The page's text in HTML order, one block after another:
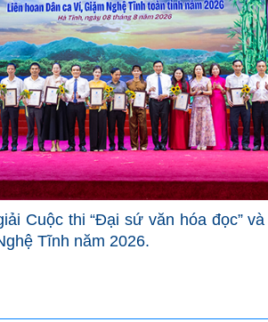
Cuộc thi “Đại sứ văn hóa đọc”
Tĩnh năm 2026.